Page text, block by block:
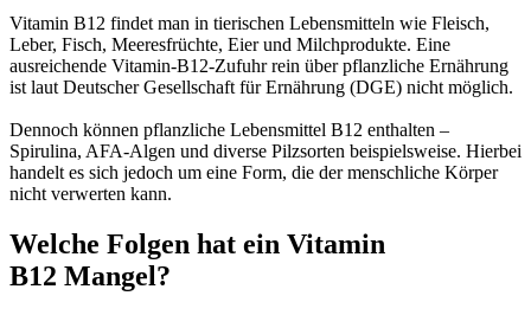
Vitamin B12 findet man in tierischen Lebensmitteln wie Fleisch,
Leber, Fisch, Meeresfrüchte, Eier und Milchprodukte. Eine
ausreichende Vitamin-B12-Zufuhr rein über pflanzliche Ernährung
ist laut Deutscher Gesellschaft für Ernährung (DGE) nicht möglich.
Dennoch können pflanzliche Lebensmittel B12 enthalten –
Spirulina, AFA-Algen und diverse Pilzsorten beispielsweise. Hierbei
handelt es sich jedoch um eine Form, die der menschliche Körper
nicht verwerten kann.
Welche Folgen hat ein Vitamin
B12 Mangel?